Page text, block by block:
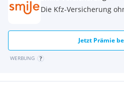
Die Kfz-Versicherung
Jetzt Prämie
WERBUNG